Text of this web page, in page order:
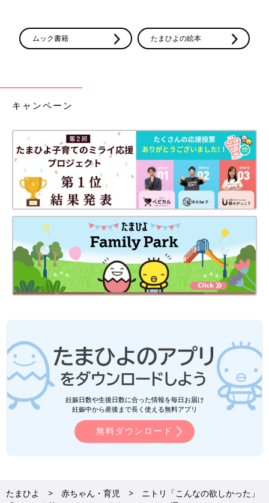
ムック書籍 たまひよの絵本
キャンペーン
妊娠日数や生後日数に合った情報を毎日お届け
妊娠中から産後まで長く使える無料アプリ
無料ダウンロード
たまひよ 赤ちゃん・育児
ニトリ「こんなの欲しかった」